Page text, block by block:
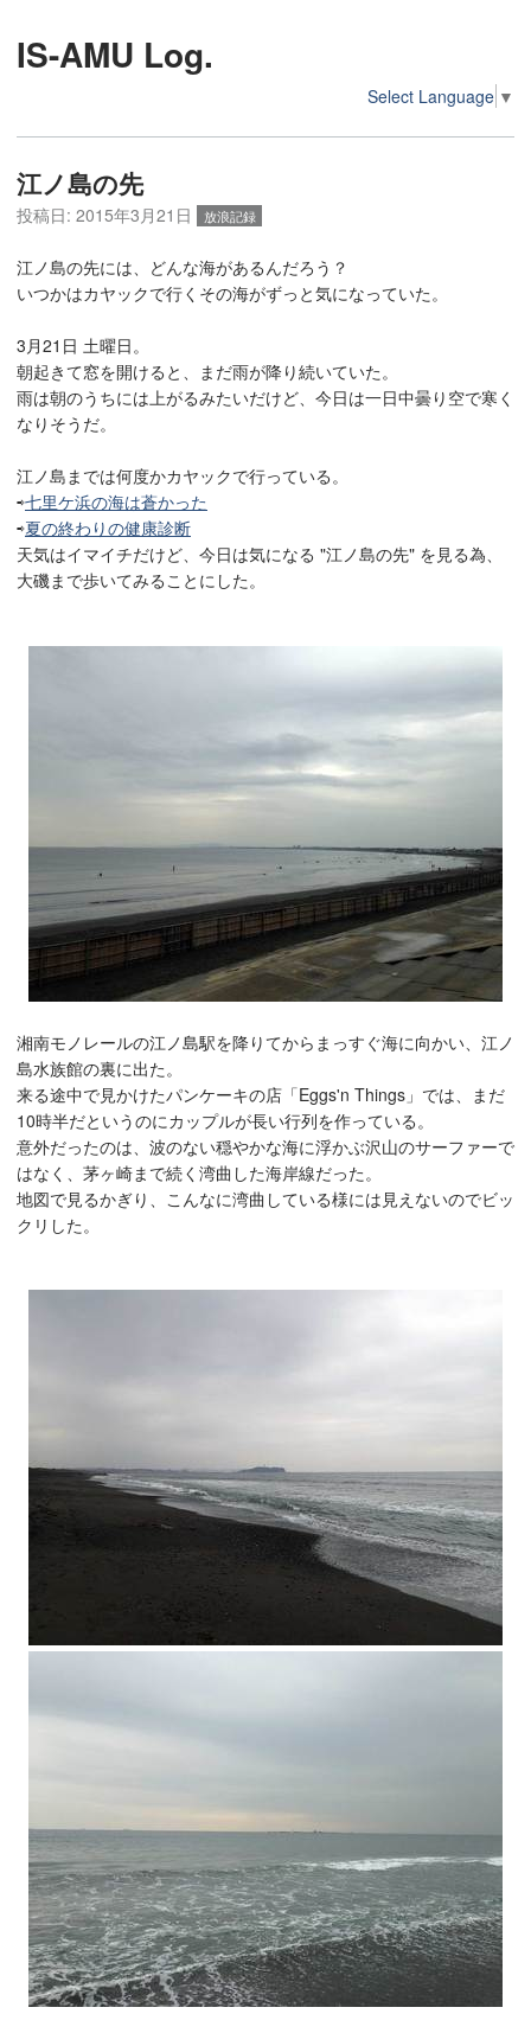
IS-AMU Log.
Select Language ▼
江ノ島の先
投稿日: 2015年3月21日 放浪記録
江ノ島の先には、どんな海があるんだろう？
いつかはカヤックで行くその海がずっと気になっていた。
3月21日 土曜日。
朝起きて窓を開けると、まだ雨が降り続いていた。
雨は朝のうちには上がるみたいだけど、今日は一日中曇り空で寒く
なりそうだ。
江ノ島までは何度かカヤックで行っている。
⇨七里ケ浜の海は蒼かった
⇨夏の終わりの健康診断
天気はイマイチだけど、今日は気になる "江ノ島の先" を見る為、
大磯まで歩いてみることにした。
湘南モノレールの江ノ島駅を降りてからまっすぐ海に向かい、江ノ
島水族館の裏に出た。
来る途中で見かけたパンケーキの店「Eggs'n Things」では、まだ
10時半だというのにカップルが長い行列を作っている。
意外だったのは、波のない穏やかな海に浮かぶ沢山のサーファーで
はなく、茅ヶ崎まで続く湾曲した海岸線だった。
地図で見るかぎり、こんなに湾曲している様には見えないのでビッ
クリした。